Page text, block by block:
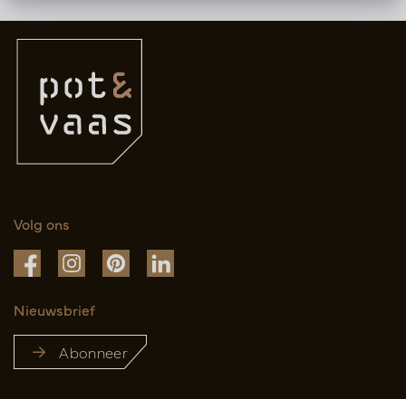
Volg ons
Nieuwsbrief
Abonneer